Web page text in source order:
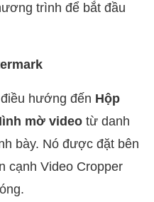
trình để bắt đầu
hướng đến Hộp
mờ video từ danh
bày. Nó được đặt bên
cạnh Video Cropper